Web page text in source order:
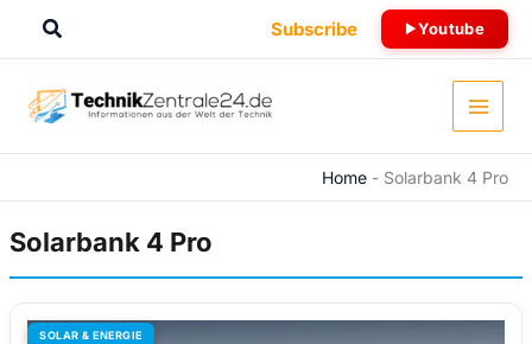
Suchen Subscribe Youtube
Home - Solarbank 4 Pro
Solarbank 4 Pro
SOLAR & ENERGIE